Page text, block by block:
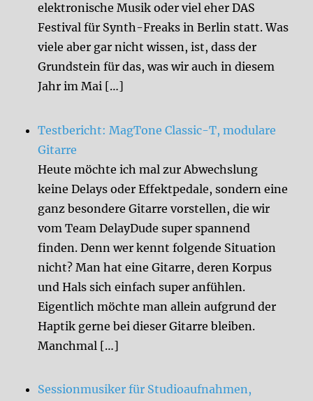
elektronische Musik oder viel eher DAS
Festival für Synth-Freaks in Berlin statt. Was
viele aber gar nicht wissen, ist, dass der
Grundstein für das, was wir auch in diesem
Jahr im Mai […]
Testbericht: MagTone Classic-T, modulare
Gitarre
Heute möchte ich mal zur Abwechslung
keine Delays oder Effektpedale, sondern eine
ganz besondere Gitarre vorstellen, die wir
vom Team DelayDude super spannend
finden. Denn wer kennt folgende Situation
nicht? Man hat eine Gitarre, deren Korpus
und Hals sich einfach super anfühlen.
Eigentlich möchte man allein aufgrund der
Haptik gerne bei dieser Gitarre bleiben.
Manchmal […]
Sessionmusiker für Studioaufnahmen,